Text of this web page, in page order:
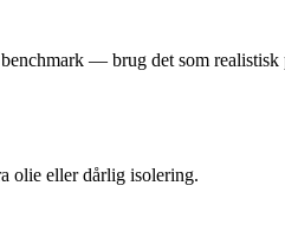
— brug det som
olie eller dårlig isolering.